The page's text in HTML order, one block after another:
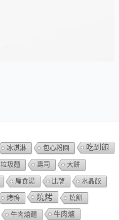
冰淇淋 包心粉園 吃到飽
垃圾麵 壽司 大餅
扁食湯 比薩 水晶餃
烤鴨 燒烤 燒餅
牛肉熗麵 牛肉爐